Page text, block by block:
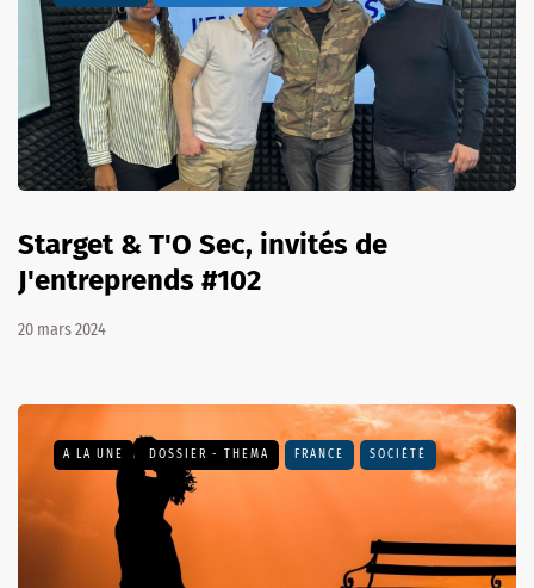
Starget & T'O Sec, invités de
J'entreprends #102
20 mars 2024
A LA UNE DOSSIER - THEMA FRANCE SOCIÉTÉ